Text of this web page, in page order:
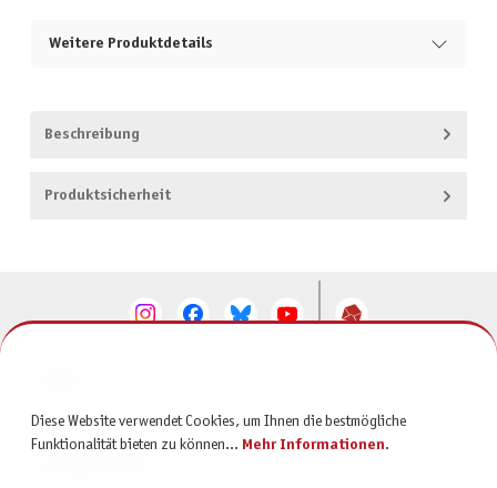
Weitere Produktdetails
Beschreibung
Produktsicherheit
SERVICE
Diese Website verwendet Cookies, um Ihnen die bestmögliche
Funktionalität bieten zu können... Mehr Informationen.